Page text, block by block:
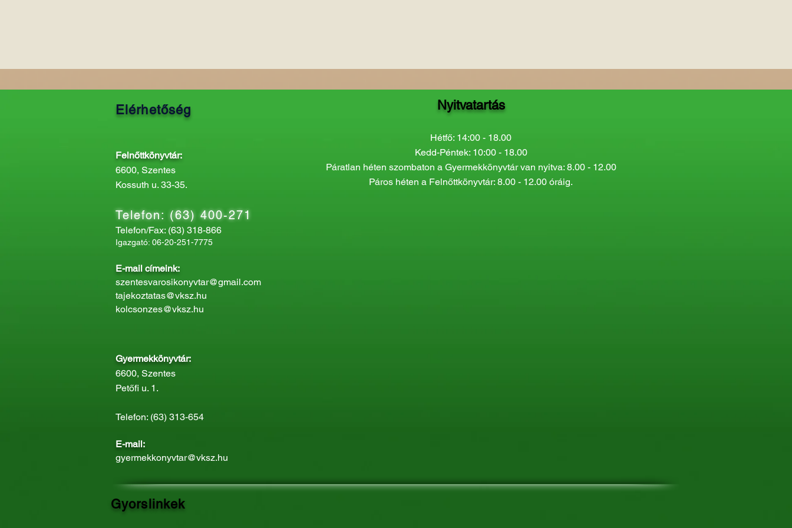
Elérhetőség
Felnőttkönyvtár:
6600, Szentes
Kossuth u. 33-35.
Telefon: (63) 400-271
Telefon/Fax: (63) 318-866
Igazgató: 06-20-251-7775
E-mail címeink:
szentesvarosikonyvtar@gmail.com
tajekoztatas@vksz.hu
kolcsonzes@vksz.hu
Gyermekkönyvtár:
6600, Szentes
Petőfi u. 1.
Telefon: (63) 313-654
E-mail:
gyermekkonyvtar@vksz.hu
Nyitvatartás
Hétfő: 14:00 - 18.00
Kedd-Péntek: 10:00 - 18.00
Páratlan héten szombaton a Gyermekkönyvtár van nyitva: 8.00 - 12.00
Páros héten a Felnőttkönyvtár: 8.00 - 12.00 óráig.
Gyorslinkek